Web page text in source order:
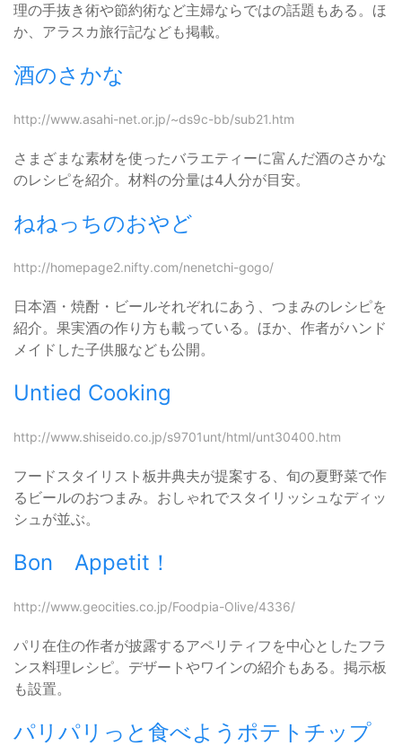
理の手抜き術や節約術など主婦ならではの話題もある。ほ
か、アラスカ旅行記なども掲載。
酒のさかな
http://www.asahi-net.or.jp/~ds9c-bb/sub21.htm
さまざまな素材を使ったバラエティーに富んだ酒のさかな
のレシピを紹介。材料の分量は4人分が目安。
ねねっちのおやど
http://homepage2.nifty.com/nenetchi-gogo/
日本酒・焼酎・ビールそれぞれにあう、つまみのレシピを
紹介。果実酒の作り方も載っている。ほか、作者がハンド
メイドした子供服なども公開。
Untied Cooking
http://www.shiseido.co.jp/s9701unt/html/unt30400.htm
フードスタイリスト板井典夫が提案する、旬の夏野菜で作
るビールのおつまみ。おしゃれでスタイリッシュなディッ
シュが並ぶ。
Bon Appetit！
http://www.geocities.co.jp/Foodpia-Olive/4336/
パリ在住の作者が披露するアペリティフを中心としたフラ
ンス料理レシピ。デザートやワインの紹介もある。掲示板
も設置。
パリパリっと食べようポテトチップ